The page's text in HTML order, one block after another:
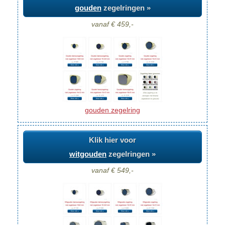
goudenzegelringen »
vanaf € 459,-
gouden zegelring
Klik hier voor
witgouden zegelringen »
vanaf € 549,-